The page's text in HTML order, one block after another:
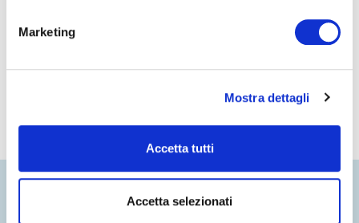
Marketing
Mostra dettagli
Accetta tutti
Accetta selezionati
Delfini: pesci o mammiferi?
Sapiens - NOVITA' 2026